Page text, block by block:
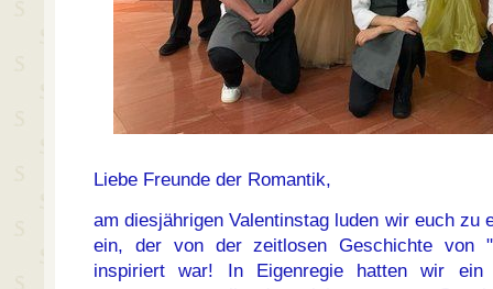
Liebe Freunde der Romantik,
am diesjährigen Valentinstag luden wir euch zu
ein, der von der zeitlosen Geschichte von
inspiriert war! In Eigenregie hatten wir ein